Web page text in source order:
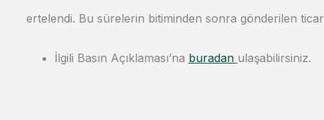
ertelendi. Bu sürelerin bitiminden sonra gönderilen
İlgili Basın Açıklaması’na buradan ulaşabilirsiniz.